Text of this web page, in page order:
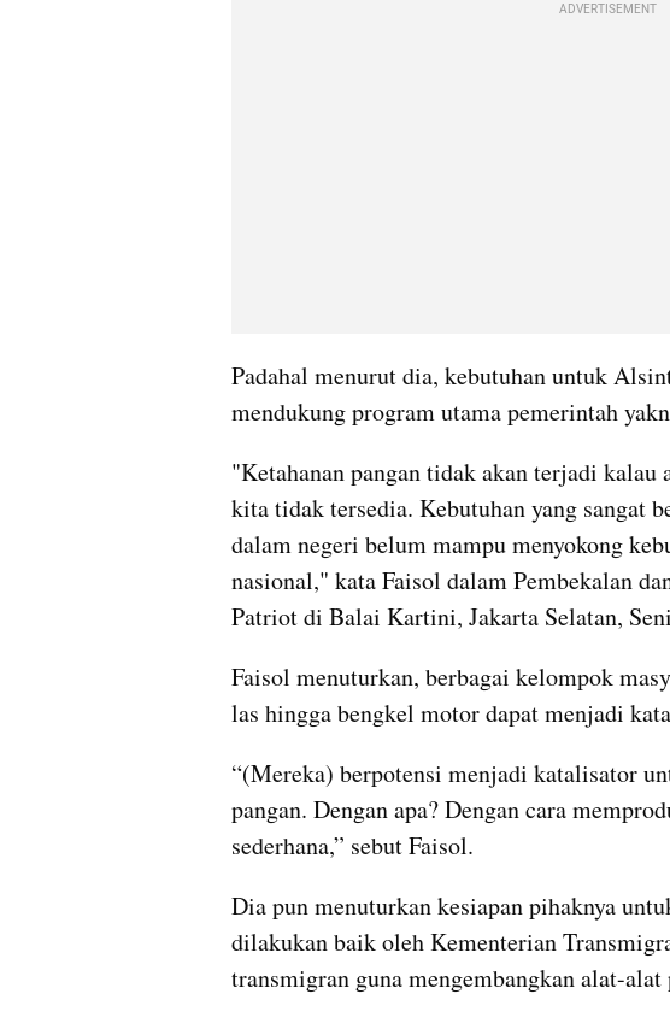
ADVERTISEMENT
Padahal menurut dia, kebutuhan untuk
mendukung program utama pemerintah
"Ketahanan pangan tidak akan terjadi
kita tidak tersedia. Kebutuhan yang sangat
dalam negeri belum mampu menyokong
nasional," kata Faisol dalam Pembekalan
Patriot di Balai Kartini, Jakarta Selatan,
Faisol menuturkan, berbagai kelompok
las hingga bengkel motor dapat menjadi
“(Mereka) berpotensi menjadi katalisator
pangan. Dengan apa? Dengan cara
sederhana,” sebut Faisol.
Dia pun menuturkan kesiapan pihaknya
dilakukan baik oleh Kementerian
transmigran guna mengembangkan alat-alat